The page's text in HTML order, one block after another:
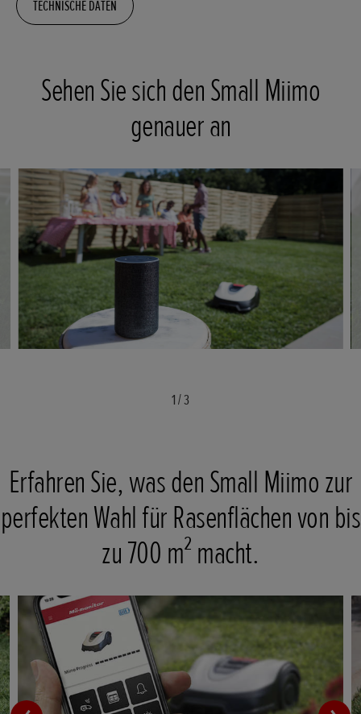
TECHNISCHE DATEN
Sehen Sie sich den Small Miimo
genauer an
1/3
Erfahren Sie, was den Small Miimo zur
perfekten Wahl für Rasenflächen von bis
zu 700 m² macht.